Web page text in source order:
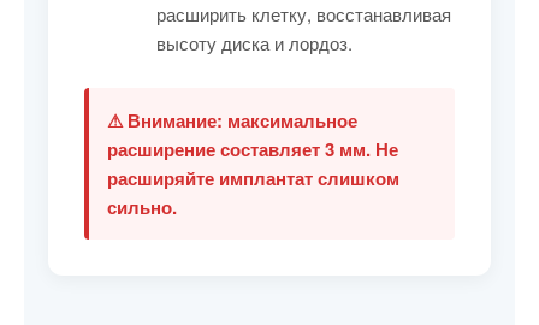
расширить клетку, восстанавливая
высоту диска и лордоз.
⚠ Внимание: максимальное
расширение составляет 3 мм. Не
расширяйте имплантат слишком
сильно.